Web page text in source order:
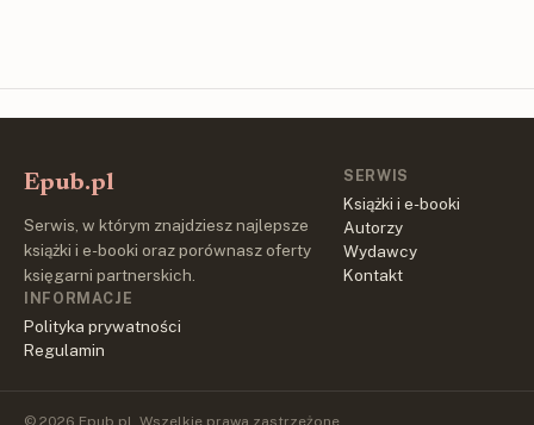
Epub.pl
Serwis, w którym znajdziesz najlepsze
książki i e-booki oraz porównasz oferty
księgarni partnerskich.
SERWIS
Książki i e-booki
Autorzy
Wydawcy
Kontakt
INFORMACJE
Polityka prywatności
Regulamin
© 2026 Epub.pl. Wszelkie prawa zastrzeżone.